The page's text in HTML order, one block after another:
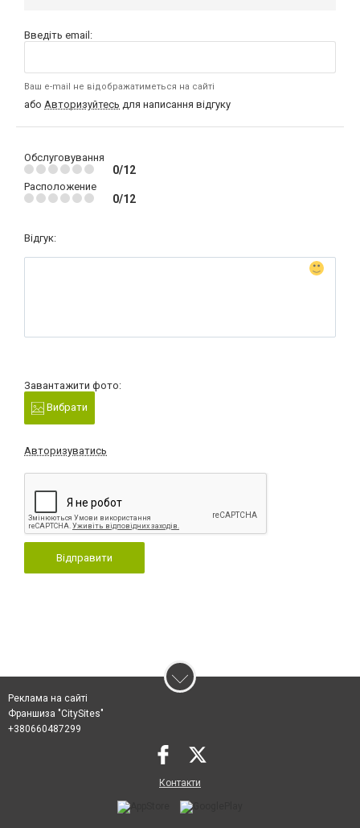
Введіть email:
Ваш e-mail не відображатиметься на сайті
або Авторизуйтесь для написання відгуку
Обслуговування
0/12
Расположение
0/12
Відгук:
Завантажити фото:
Вибрати
Авторизуватись
Відправити
Реклама на сайті
Франшиза "CitySites"
+380660487299
Контакти